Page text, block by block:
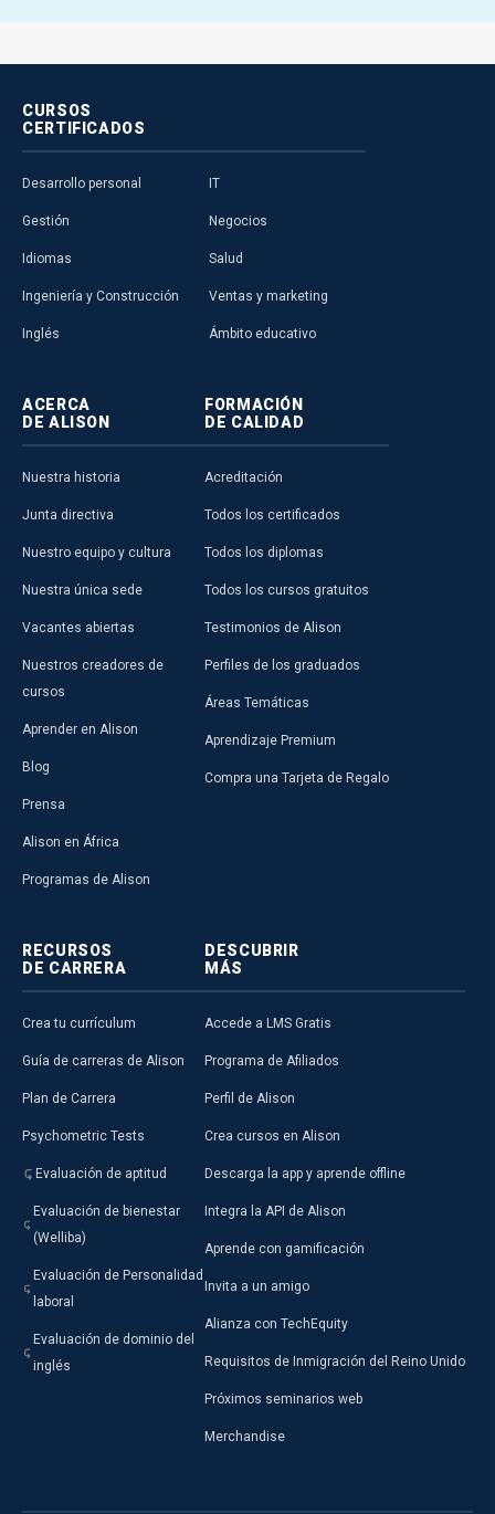
CURSOS
CERTIFICADOS
Desarrollo personal
Gestión
Idiomas
Ingeniería y Construcción
Inglés
IT
Negocios
Salud
Ventas y marketing
Ámbito educativo
ACERCA
DE ALISON
Nuestra historia
Junta directiva
Nuestro equipo y cultura
Nuestra única sede
Vacantes abiertas
Nuestros creadores de
cursos
Aprender en Alison
Blog
Prensa
Alison en África
Programas de Alison
FORMACIÓN
DE CALIDAD
Acreditación
Todos los certificados
Todos los diplomas
Todos los cursos gratuitos
Testimonios de Alison
Perfiles de los graduados
Áreas Temáticas
Aprendizaje Premium
Compra una Tarjeta de Regalo
RECURSOS
DE CARRERA
Crea tu currículum
Guía de carreras de Alison
Plan de Carrera
Psychometric Tests
Evaluación de aptitud
Evaluación de bienestar
(Welliba)
Evaluación de Personalidad
laboral
Evaluación de dominio del
inglés
DESCUBRIR
MÁS
Accede a LMS Gratis
Programa de Afiliados
Perfil de Alison
Crea cursos en Alison
Descarga la app y aprende offline
Integra la API de Alison
Aprende con gamificación
Invita a un amigo
Alianza con TechEquity
Requisitos de Inmigración del Reino Unido
Próximos seminarios web
Merchandise